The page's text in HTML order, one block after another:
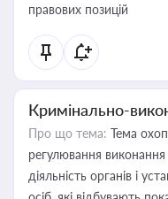
правових позицій
Кримінально-
Про що тема: Тема
регулювання
діяльність органів і